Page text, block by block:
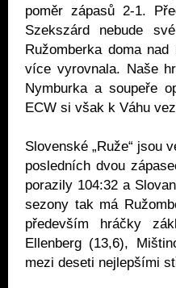
poměr zápasů 2-1.
Szekszárd nebude
Ružomberka doma
více vyrovnala. Naše
Nymburka a soupeře
ECW si však k Váhu
Slovenské „Ruže“ jsou
posledních dvou
porazily 104:32 a
sezony tak má
především hráčky
Ellenberg (13,6),
mezi deseti nejlepšími